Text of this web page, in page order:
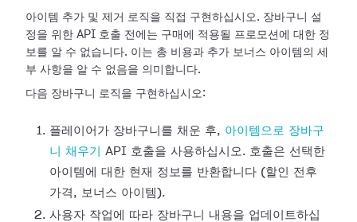
아이템 추가 및 제거 로직을 직접 구현하십시오. 장바구니 설
정을 위한 API 호출 전에는 구매에 적용될 프로모션에 대한 정
보를 알 수 없습니다. 이는 총 비용과 추가 보너스 아이템의 세
부 사항을 알 수 없음을 의미합니다.
다음 장바구니 로직을 구현하십시오:
플레이어가 장바구니를 채운 후, 아이템으로 장바구
니 채우기
API 호출을 사용하십시오. 호출은 선택한
아이템에 대한 현재 정보를 반환합니다 (할인 전후
가격, 보너스 아이템).
사용자 작업에 따라 장바구니 내용을 업데이트하십